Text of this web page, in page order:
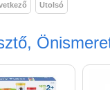
Utolsó